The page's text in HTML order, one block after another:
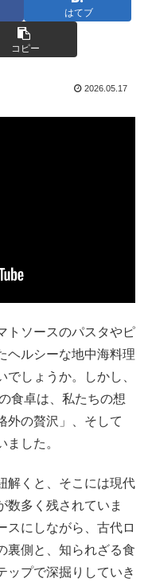
はてブ
コピー
2026.05.17
トソースのパスタやピ
ヘルシーな地中海料理
しょうか。しかし、
食卓は、私たちの想
外の贅沢」、そして
ました。
解くと、そこには現代
数多く残されていま
スにしながら、古代ロ
裏側と、知られざる食
ップで深掘りしていき